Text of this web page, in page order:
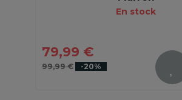
En stock
79,99 €
99,99 € -20%